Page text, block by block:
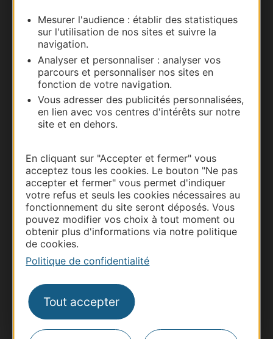
Mesurer l'audience : établir des statistiques
sur l'utilisation de nos sites et suivre la
navigation.
Analyser et personnaliser : analyser vos
parcours et personnaliser nos sites en
fonction de votre navigation.
Vous adresser des publicités personnalisées,
en lien avec vos centres d'intérêts sur notre
site et en dehors.
En cliquant sur "Accepter et fermer" vous
acceptez tous les cookies. Le bouton "Ne pas
accepter et fermer" vous permet d'indiquer
votre refus et seuls les cookies nécessaires au
fonctionnement du site seront déposés. Vous
pouvez modifier vos choix à tout moment ou
obtenir plus d'informations via notre politique
de cookies.
Politique de confidentialité
Tout accepter
Carte interactive
Documentation
Thermalisme
Business/Mice
Pros d'Occitanie
Site presse et d'influence
Destination Sport
Inscrivez-vous à la lettre d'information
Destination Occitanie pour recevoir des
suggestions de séjours, de visites et de sorties.